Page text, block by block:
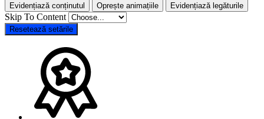
Evidențiază conținutul Oprește animațiile Evidențiază legăturile
Skip To Content
Resetează setările